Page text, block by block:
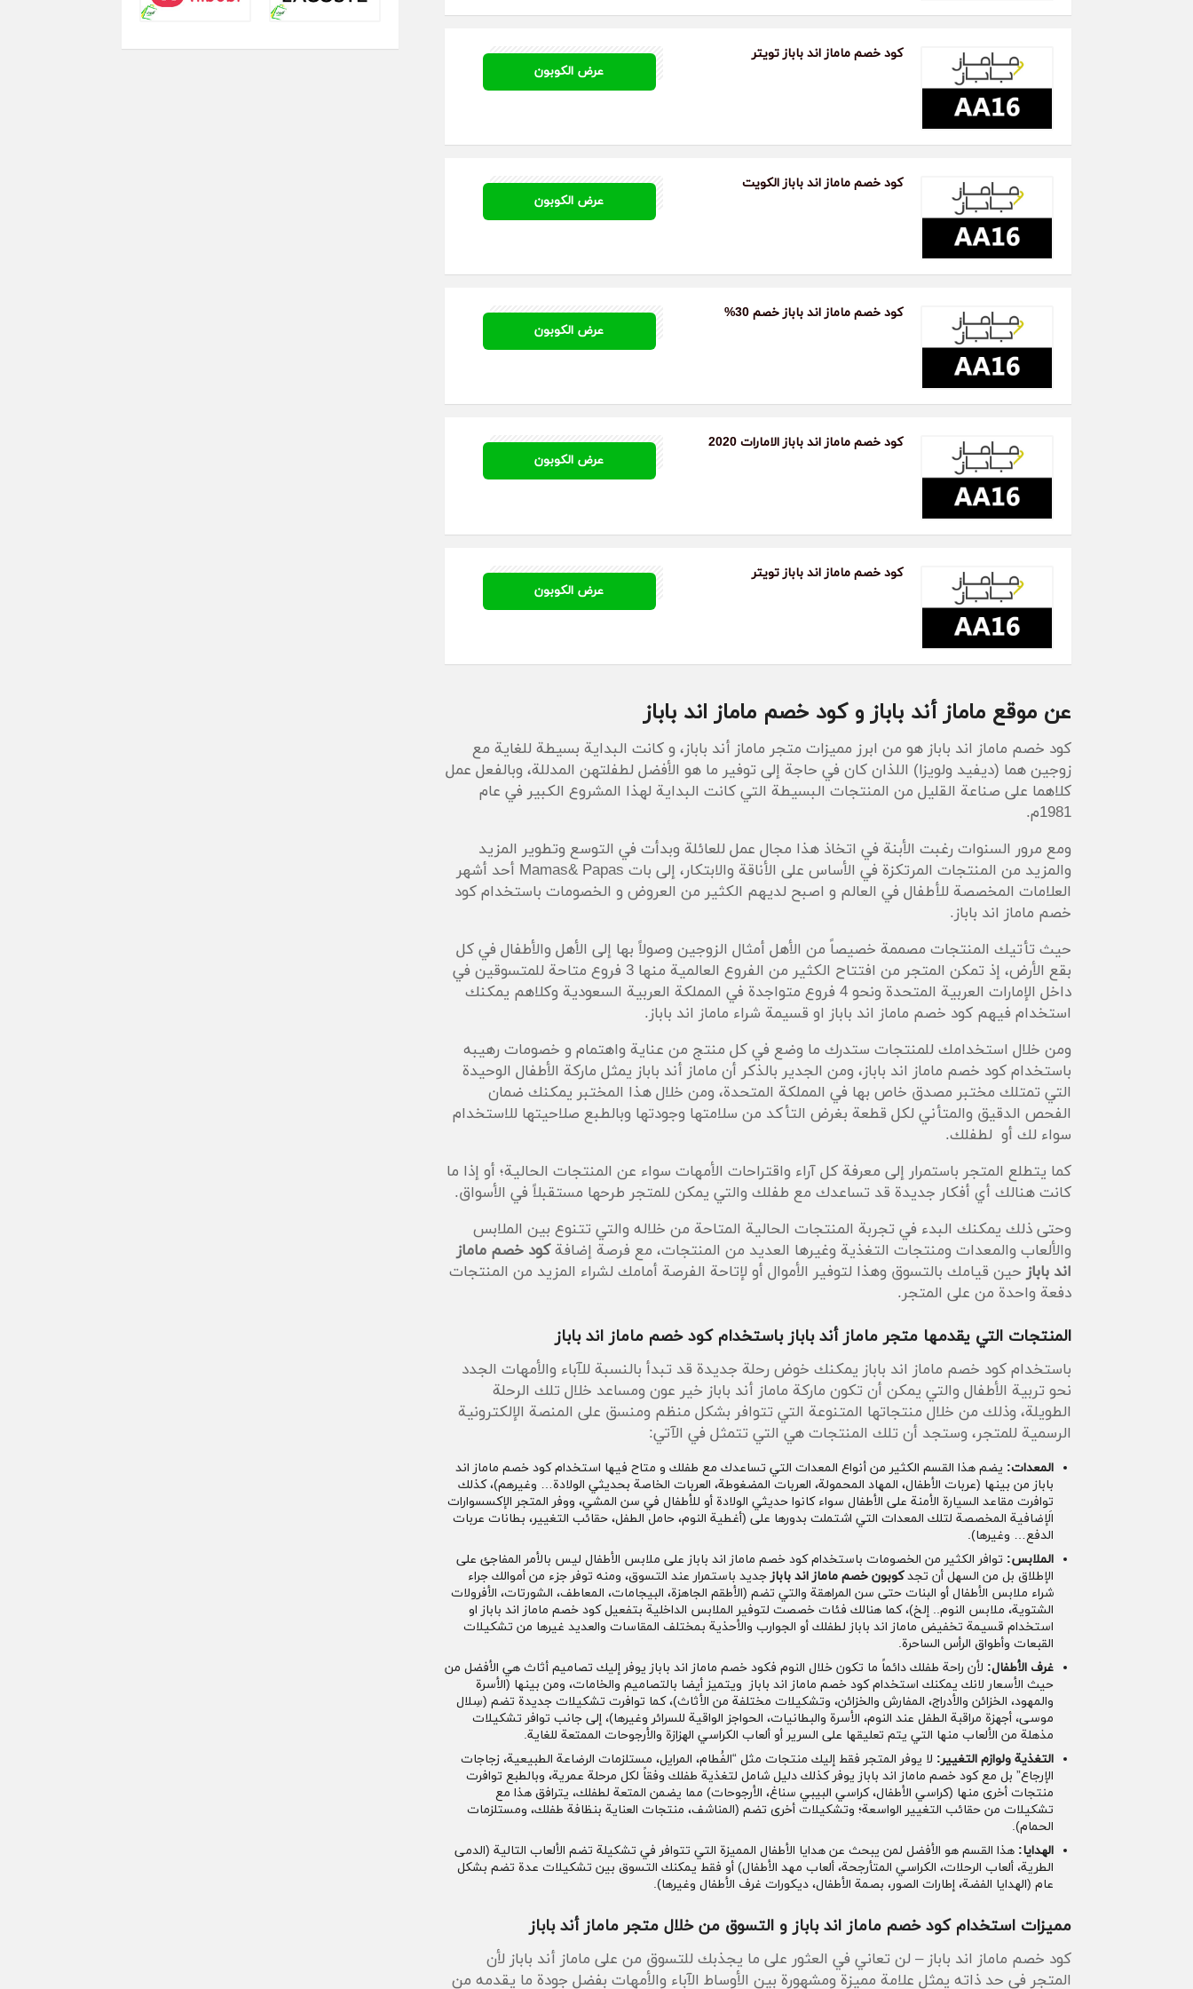
كود خصم ماماز اند باباز تويتر
عرض الكوبون
كود خصم ماماز اند باباز الكويت
عرض الكوبون
كود خصم ماماز اند باباز خصم 30%
عرض الكوبون
كود خصم ماماز اند باباز الامارات 2020
عرض الكوبون
كود خصم ماماز اند باباز تويتر
عرض الكوبون
عن موقع ماماز أند باباز و كود خصم ماماز اند باباز
كود خصم ماماز اند باباز هو من ابرز مميزات متجر ماماز أند باباز، و كانت البداية بسيطة للغاية مع
زوجين هما (ديفيد ولويزا) اللذان كان في حاجة إلى توفير ما هو الأفضل لطفلتهن المدللة، وبالفعل عمل
كلاهما على صناعة القليل من المنتجات البسيطة التي كانت البداية لهذا المشروع الكبير في عام
1981م.
ومع مرور السنوات رغبت الأبنة في اتخاذ هذا مجال عمل للعائلة وبدأت في التوسع وتطوير المزيد
والمزيد من المنتجات المرتكزة في الأساس على الأناقة والابتكار، إلى بات Mamas& Papas أحد أشهر
العلامات المخصصة للأطفال في العالم و اصبح لديهم الكثير من العروض و الخصومات باستخدام كود
خصم ماماز اند باباز.
حيث تأتيك المنتجات مصممة خصيصاً من الأهل أمثال الزوجين وصولاً بها إلى الأهل والأطفال في كل
بقع الأرض، إذ تمكن المتجر من افتتاح الكثير من الفروع العالمية منها 3 فروع متاحة للمتسوقين في
داخل الإمارات العربية المتحدة ونحو 4 فروع متواجدة في المملكة العربية السعودية وكلاهم يمكنك
استخدام فيهم كود خصم ماماز اند باباز او قسيمة شراء ماماز اند باباز.
ومن خلال استخدامك للمنتجات ستدرك ما وضع في كل منتج من عناية واهتمام و خصومات رهيبه
باستخدام كود خصم ماماز اند باباز، ومن الجدير بالذكر أن ماماز أند باباز يمثل ماركة الأطفال الوحيدة
التي تمتلك مختبر مصدق خاص بها في المملكة المتحدة، ومن خلال هذا المختبر يمكنك ضمان
الفحص الدقيق والمتأني لكل قطعة بغرض التأكد من سلامتها وجودتها وبالطبع صلاحيتها للاستخدام
سواء لك أو لطفلك.
كما يتطلع المتجر باستمرار إلى معرفة كل آراء واقتراحات الأمهات سواء عن المنتجات الحالية؛ أو إذا ما
كانت هنالك أي أفكار جديدة قد تساعدك مع طفلك والتي يمكن للمتجر طرحها مستقبلاً في الأسواق.
وحتى ذلك يمكنك البدء في تجربة المنتجات الحالية المتاحة من خلاله والتي تتنوع بين الملابس
والألعاب والمعدات ومنتجات التغذية وغيرها العديد من المنتجات، مع فرصة إضافةكود خصم ماماز
اند باباز حين قيامك بالتسوق وهذا لتوفير الأموال أو لإتاحة الفرصة أمامك لشراء المزيد من المنتجات
دفعة واحدة من على المتجر.
المنتجات التي يقدمها متجر ماماز أند باباز باستخدام كود خصم ماماز اند باباز
باستخدام كود خصم ماماز اند باباز يمكنك خوض رحلة جديدة قد تبدأ بالنسبة للآباء والأمهات الجدد
نحو تربية الأطفال والتي يمكن أن تكون ماركة ماماز أند باباز خير عون ومساعد خلال تلك الرحلة
الطويلة، وذلك من خلال منتجاتها المتنوعة التي تتوافر بشكل منظم ومنسق على المنصة الإلكترونية
الرسمية للمتجر، وستجد أن تلك المنتجات هي التي تتمثل في الآتي:
المعدات: يضم هذا القسم الكثير من أنواع المعدات التي تساعدك مع طفلك و متاح فيها استخدام كود خصم ماماز اند
باباز من بينها (عربات الأطفال، المهاد المحمولة، العربات المضغوطة، العربات الخاصة بحديثي الولادة… وغيرهم)، كذلك
توافرت مقاعد السيارة الأمنة على الأطفال سواء كانوا حديثي الولادة أو للأطفال في سن المشي، ووفر المتجر الإكسسوارات
الَإضافية المخصصة لتلك المعدات التي اشتملت بدورها على (أغطية النوم، حامل الطفل، حقائب التغيير، بطانات عربات
الدفع… وغيرها).
الملابس: توافر الكثير من الخصومات باستخدام كود خصم ماماز اند باباز على ملابس الأطفال ليس بالأمر المفاجئ على
الإطلاق بل من السهل أن تجدكوبون خصم ماماز اند بابازجديد باستمرار عند التسوق، ومنه توفر جزء من أموالك جراء
شراء ملابس الأطفال أو البنات حتى سن المراهقة والتي تضم (الأطقم الجاهزة، البيجامات، المعاطف، الشورتات، الأفرولات
الشتوية، ملابس النوم.. إلخ)، كما هنالك فئات خصصت لتوفير الملابس الداخلية بتفعيل كود خصم ماماز اند باباز او
استخدام قسيمة تخفيض ماماز اند باباز لطفلك أو الجوارب والأحذية بمختلف المقاسات والعديد غيرها من تشكيلات
القبعات وأطواق الرأس الساحرة.
غرف الأطفال: لأن راحة طفلك دائماً ما تكون خلال النوم فكود خصم ماماز اند باباز يوفر إليك تصاميم أثاث هي الأفضل من
حيث الأسعار لانك يمكنك استخدام كود خصم ماماز اند باباز ويتميز أيضا بالتصاميم والخامات، ومن بينها (الأسرة
والمهود، الخزائن والأدراج، المفارش والخزائن، وتشكيلات مختلفة من الأثاث)، كما توافرت تشكيلات جديدة تضم (سِلال
موسى، أجهزة مراقبة الطفل عند النوم، الأسرة والبطانيات، الحواجز الواقية للسرائر وغيرها)، إلى جانب توافر تشكيلات
مذهلة من الألعاب منها التي يتم تعليقها على السرير أو ألعاب الكراسي الهزازة والأرجوحات الممتعة للغاية.
التغذية ولوازم التغيير: لا يوفر المتجر فقط إليك منتجات مثل “الفُطام، المرايل، مستلزمات الرضاعة الطبيعية، زجاجات
الإرجاع” بل مع كود خصم ماماز اند باباز يوفر كذلك دليل شامل لتغذية طفلك وفقاً لكل مرحلة عمرية، وبالطبع توافرت
منتجات أخرى منها (كراسي الأطفال، كراسي البيبي سناغ، الأرجوحات) مما يضمن المتعة لطفلك، يترافق هذا مع
تشكيلات من حقائب التغيير الواسعة؛ وتشكيلات أخرى تضم (المناشف، منتجات العناية بنظافة طفلك، ومستلزمات
الحمام).
الهدايا: هذا القسم هو الأفضل لمن يبحث عن هدايا الأطفال المميزة التي تتوافر في تشكيلة تضم الألعاب التالية (الدمى
الطرية، ألعاب الرحلات، الكراسي المتأرجحة، ألعاب مهد الأطفال) أو فقط يمكنك التسوق بين تشكيلات عدة تضم بشكل
عام (الهدايا الفضة، إطارات الصور، بصمة الأطفال، ديكورات غرف الأطفال وغيرها).
مميزات استخدام كود خصم ماماز اند باباز و التسوق من خلال متجر ماماز أند باباز
كود خصم ماماز اند باباز – لن تعاني في العثور على ما يجذبك للتسوق من على ماماز أند باباز لأن
المتجر في حد ذاته يمثل علامة مميزة ومشهورة بين الأوساط الآباء والأمهات بفضل جودة ما يقدمه من